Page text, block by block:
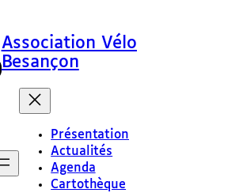
Association Vélo
Besançon
Présentation
Actualités
Agenda
Cartothèque